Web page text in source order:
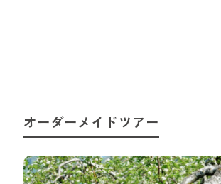
オーダーメイドツアー